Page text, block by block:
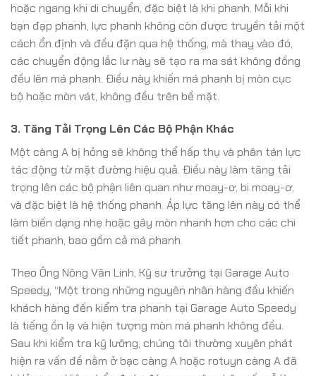
hoặc ngang khi di chuyển, đặc biệt là khi phanh. Mỗi khi
bạn đạp phanh, lực phanh không còn được truyền tải một
cách ổn định và đều đặn qua hệ thống, mà thay vào đó,
các chuyển động lắc lư này sẽ tạo ra ma sát không đồng
đều lên má phanh. Điều này khiến má phanh bị mòn cục
bộ hoặc mòn vát, không đều trên bề mặt.
3. Tăng Tải Trọng Lên Các Bộ Phận Khác
Một càng A bị hỏng sẽ không thể hấp thụ và phân tán lực
tác động từ mặt đường hiệu quả. Điều này làm tăng tải
trọng lên các bộ phận liên quan như moay-ơ, bi moay-ơ,
và đặc biệt là hệ thống phanh. Áp lực tăng lên này có thể
làm biến dạng nhẹ hoặc gây mòn nhanh hơn cho các chi
tiết phanh, bao gồm cả má phanh.
Theo Ông Nông Văn Linh, Kỹ sư trưởng tại Garage Auto
Speedy, “Một trong những nguyên nhân hàng đầu khiến
khách hàng đến kiểm tra phanh tại Garage Auto Speedy
là tiếng ồn lạ và hiện tượng mòn má phanh không đều.
Sau khi kiểm tra kỹ lưỡng, chúng tôi thường xuyên phát
hiện ra vấn đề nằm ở bạc càng A hoặc rotuyn càng A đã